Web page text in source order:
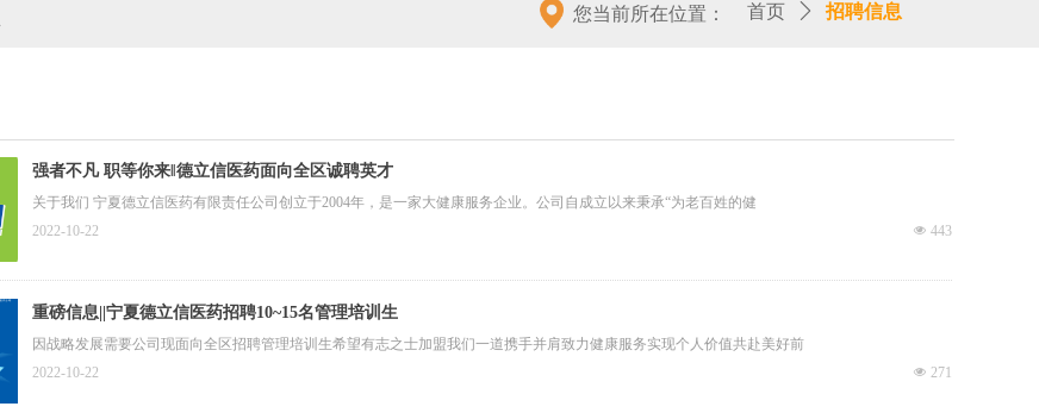
您当前所在位置： 首页 ꄲ 招聘信息
强者不凡 职等你来‖德立信医药面向全区诚聘英才
关于我们 宁夏德立信医药有限责任公司创立于2004年，是一家大健康服务企业。公司自成立以来秉承“为老百姓的健
넶 443
2022-10-22
重磅信息||宁夏德立信医药招聘10~15名管理培训生
因战略发展需要公司现面向全区招聘管理培训生希望有志之士加盟我们一道携手并肩致力健康服务实现个人价值共赴美好前
넶 271
2022-10-22